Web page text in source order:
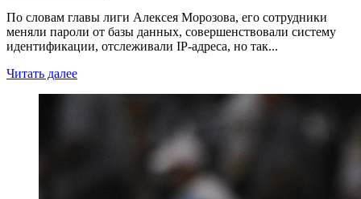
По словам главы лиги Алексея Морозова, его сотрудники
меняли пароли от базы данных, совершенствовали систему
идентификации, отслеживали IP-адреса, но так...
Читать далее